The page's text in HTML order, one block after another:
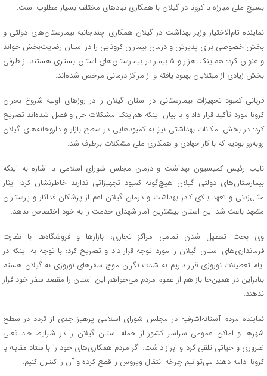
بسیج ملی مبارزه با کرونا در گیلان با همکاری نهادهای مختلف بسیار مطلوب است.
نماینده تام‌الاختیار وزیر بهداشت در گیلان همکاری چندجانبه بیمارستان‌های دولتی و
بخش خصوصی برای پذیرش و درمان بیماران کرونایی را در استان رضایت‌بخش خواند
و عنوان کرد: هم‌اینک هزار و ۵ بیمار در بیمارستان‌های استان بستری هستند از طرفی
بخش زیادی از مبتلایان بهبود یافته و از مراکز درمانی مرخص شده‌اند.
قربانی کمبود تجهیزات بیمارستانی در استان گیلان را در روزهای اولیه شروع بحران
کرونا مورد تأکید قرار داد و با بیان اینکه هم‌اینک مشکلات حل و فصل شده‌اند تصریح
کرد: در بخش امکانات بهداشتی نیز به کمبودهایی در سطح بازار و داروخانه‌های گیلان
روبه‌رو بودیم که با کار جهادی و همکاری ملی مشکلات برطرف شد.
نایب رئیس کمیسیون بهداشت و درمان مجلس شورای اسلامی با اشاره به اینکه
بیمارستان‌های دولتی گیلان هیچ‌گونه کمبود تجهیزاتی ندارند خاطرنشان کرد: ایثار
مثال‌زدنی و تعهد بالای کادر بهداشت و درمان گیلان اعم از پزشکان فداکار و پرستاران
متعهد باعث شد این استان بیشترین آمار شهدای خدمت را به خود اختصاص بدهد.
وی بحث تعطیل شدن تمامی مراکز تجاری، بازارها و فروشگاه‌ها با نظارت
فرمانداری‌های استان گیلان را مورد توجه قرار داد و تصریح کرد: با توجه به اینکه در
ایام تعطیلات نوروزی قرار داریم به شدت نگران موج سفرهای نوروزی به گیلان هستم
بنابراین در همین‌جا باز هم از عموم مردم می‌خواهم این استان را مقصد سفر خود قرار
ندهند.
نماینده مردم آستانه‌اشرفیه در مجلس شورای اسلامی پرهیز جدی از تردد در سطح
شهرها و اماکن عمومی سراسر کشور از جمله استان گیلان را در شرایط حاد فعلی
ضروری و حیاتی تلقی کرد و ابراز داشت: اگر مردم همکاری‌های خود را با ستاد مقابله با
کرونا ادامه دهند می‌توانیم چرخه انتقال ویروس را قطع کرده و آن را کنترل کنیم.